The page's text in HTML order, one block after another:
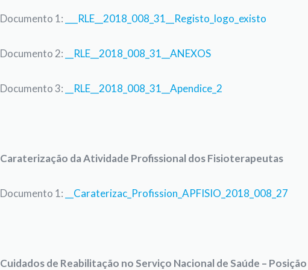
Documento 1: ___RLE__2018_008_31__Registo_logo_existo
Documento 2: __RLE__2018_008_31__ANEXOS
Documento 3: __RLE__2018_008_31__Apendice_2
Caraterização da Atividade Profissional dos Fisioterapeutas
Documento 1: __Caraterizac_Profission_APFISIO_2018_008_27
Cuidados de Reabilitação no Serviço Nacional de Saúde – Posição